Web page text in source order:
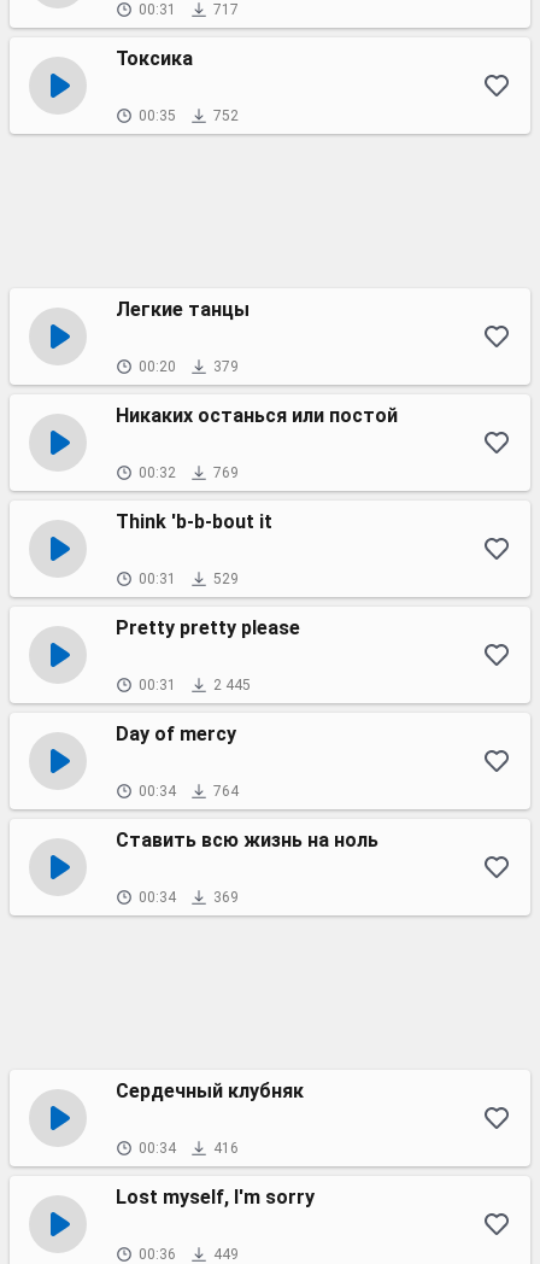
00:31 717
Токсика
00:35 752
Легкие танцы
00:20 379
Никаких останься или постой
00:32 769
Think 'b-b-bout it
00:31 529
Pretty pretty please
00:31 2 445
Day of mercy
00:34 764
Ставить всю жизнь на ноль
00:34 369
Сердечный клубняк
00:34 416
Lost myself, I'm sorry
00:36 449